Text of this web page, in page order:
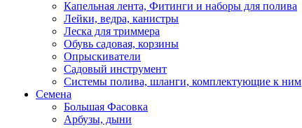
Капельная лента, Фитинги и наборы для полива
Лейки, ведра, канистры
Леска для триммера
Обувь садовая, корзины
Опрыскиватели
Садовый инструмент
Системы полива, шланги, комплектующие к ним
Семена
Большая Фасовка
Арбузы, дыни